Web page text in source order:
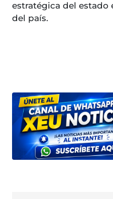
estratégica del estado
del país.